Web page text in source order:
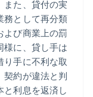
また、貸付の実
務として再分類
よび商業上の罰
様に、貸し手は
り手に不利な取
契約が違法と判
利息を返済し